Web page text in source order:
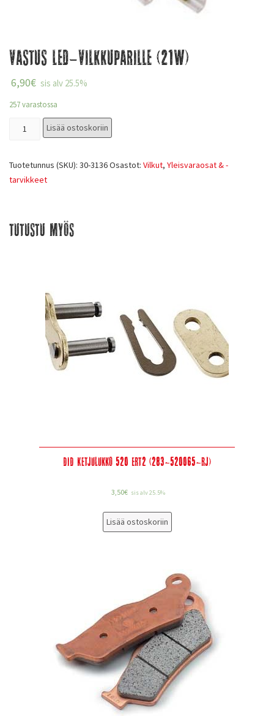
Vastus Led-vilkkuparille (21W)
6,90€ sis alv 25.5%
257 varastossa
Lisää ostoskoriin
Tuotetunnus (SKU): 30-3136Osastot: Vilkut, Yleisvaraosat & -
tarvikkeet
Tutustu myös
DID Ketjulukko 520 ERT2 (283-520065-RJ)
3,50€ sis alv 25.5%
Lisää ostoskoriin